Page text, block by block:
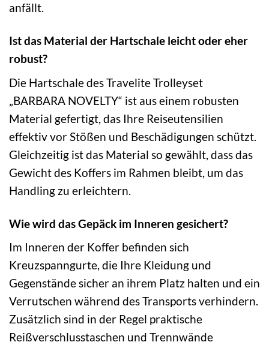
anfällt.
Ist das Material der Hartschale leicht oder eher
robust?
Die Hartschale des Travelite Trolleyset
„BARBARA NOVELTY“ ist aus einem robusten
Material gefertigt, das Ihre Reiseutensilien
effektiv vor Stößen und Beschädigungen schützt.
Gleichzeitig ist das Material so gewählt, dass das
Gewicht des Koffers im Rahmen bleibt, um das
Handling zu erleichtern.
Wie wird das Gepäck im Inneren gesichert?
Im Inneren der Koffer befinden sich
Kreuzspanngurte, die Ihre Kleidung und
Gegenstände sicher an ihrem Platz halten und ein
Verrutschen während des Transports verhindern.
Zusätzlich sind in der Regel praktische
Reißverschlusstaschen und Trennwände